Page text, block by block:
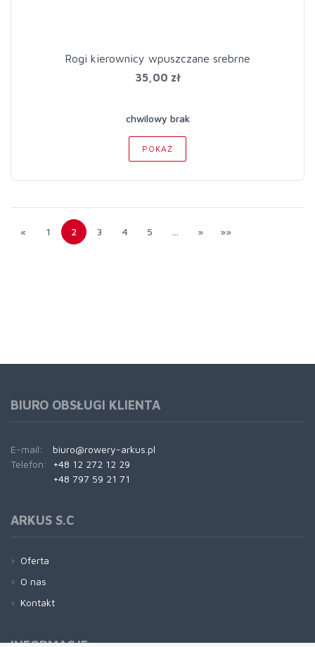
Rogi kierownicy wpuszczane srebrne
35,00 zł
chwilowy brak
POKAŻ
« 1 2 3 4 5 … » »»
BIURO OBSŁUGI KLIENTA
E-mail:
biuro@rowery-arkus.pl
Telefon:
+48 12 272 12 29
+48 797 59 21 71
ARKUS S.C
Oferta
O nas
Kontakt